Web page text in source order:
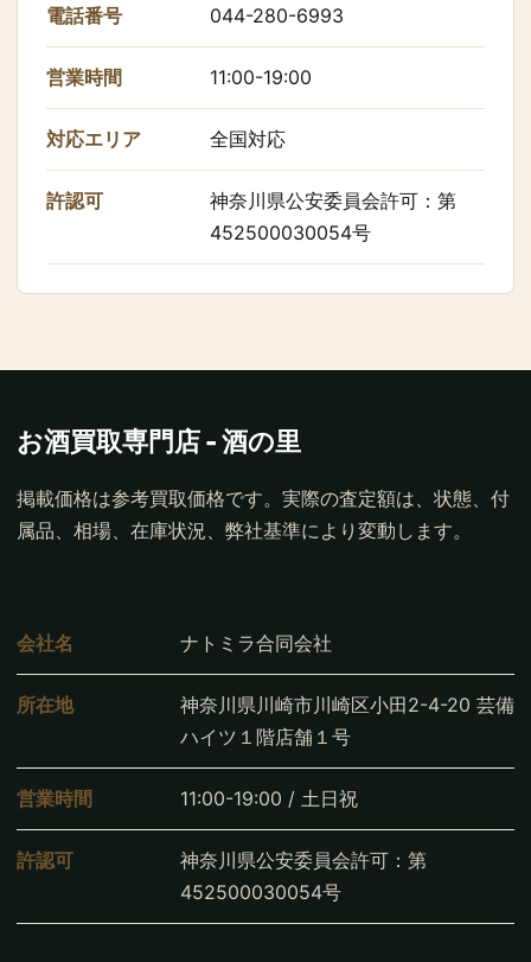
電話番号 044-280-6993
営業時間 11:00-19:00
対応エリア 全国対応
許認可
神奈川県公安委員会許可：第
452500030054号
お酒買取専門店 - 酒の里
掲載価格は参考買取価格です。実際の査定額は、状態、付
属品、相場、在庫状況、弊社基準により変動します。
会社名 ナトミラ合同会社
所在地
神奈川県川崎市川崎区小田2-4-20 芸備
ハイツ１階店舗１号
営業時間 11:00-19:00 / 土日祝
許認可
神奈川県公安委員会許可：第
452500030054号